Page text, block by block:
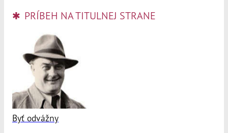
PRÍBEH NA TITULNEJ STRANE
Byť odvážny